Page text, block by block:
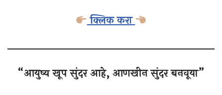
क्लिक करा
“आयुष्य खूप सुंदर आहे, आणखीन सुंदर बनवूया”